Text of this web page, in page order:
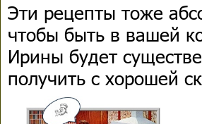
Эти рецепты тоже
чтобы быть в вашей
Ирины будет
получить с хорошей